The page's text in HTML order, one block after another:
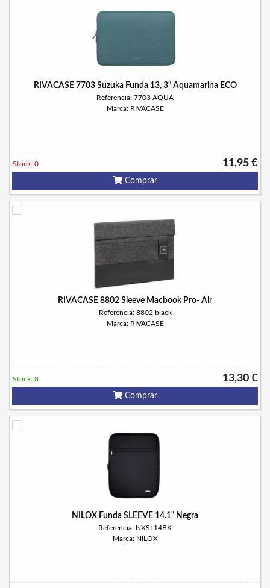
RIVACASE 7703 Suzuka Funda 13, 3" Aquamarina ECO
Referencia: 7703 AQUA
Marca: RIVACASE
11,95 €
Stock: 0
Comprar
RIVACASE 8802 Sleeve Macbook Pro- Air
Referencia: 8802 black
Marca: RIVACASE
13,30 €
Stock: 8
Comprar
NILOX Funda SLEEVE 14.1" Negra
Referencia: NXSL14BK
Marca: NILOX